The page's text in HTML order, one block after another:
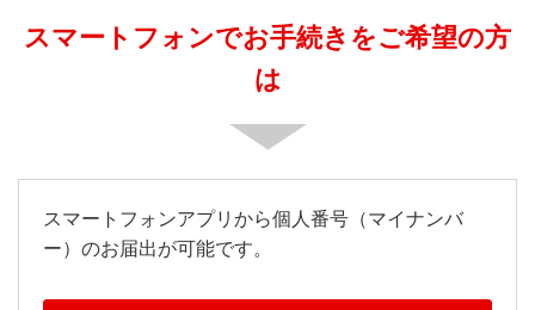
スマートフォンでお手続きをご希望の方
は
スマートフォンアプリから個人番号（マイナンバ
ー）のお届出が可能です。